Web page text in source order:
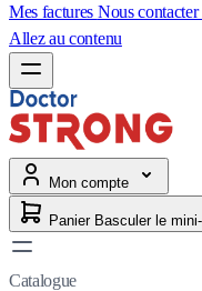
Mes factures Nous contacter
Allez au contenu
Mon compte
Panier
Catalogue